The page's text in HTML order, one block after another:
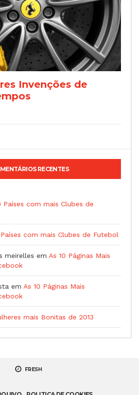
Invenções de
RECENTES
Países com mais Clubes de
Países com mais Clubes de Futebol
meirelles em As 10 Páginas Mais
em As 10 Páginas Mais
mais Bonitas de 2013
FRESH